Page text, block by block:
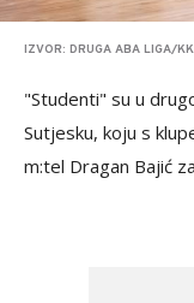
IZVOR: DRUGA ABA LIGA/
"Studenti" su u
Sutjesku, koju s
m:tel Dragan Bajić